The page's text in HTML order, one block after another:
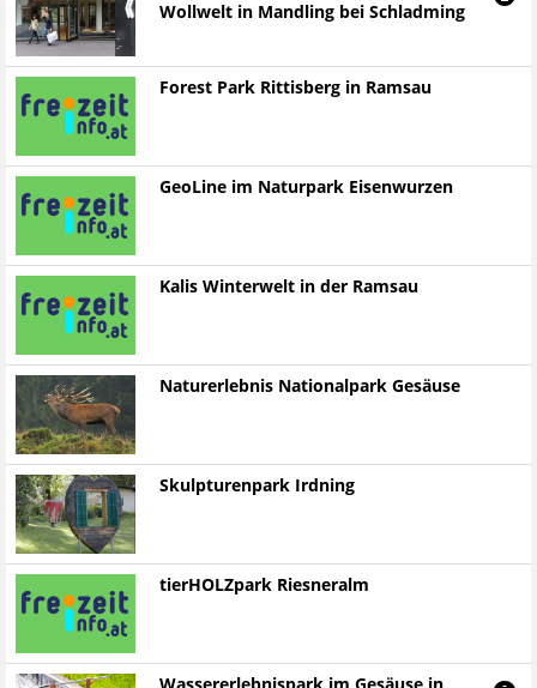
Wollwelt in Mandling bei Schladming
Forest Park Rittisberg in Ramsau
GeoLine im Naturpark Eisenwurzen
Kalis Winterwelt in der Ramsau
Naturerlebnis Nationalpark Gesäuse
Skulpturenpark Irdning
tierHOLZpark Riesneralm